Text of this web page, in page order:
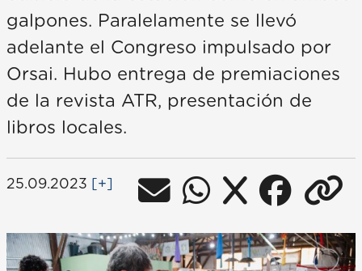
galpones. Paralelamente se llevó
adelante el Congreso impulsado por
Orsai. Hubo entrega de premiaciones
de la revista ATR, presentación de
libros locales.
25.09.2023 [+]